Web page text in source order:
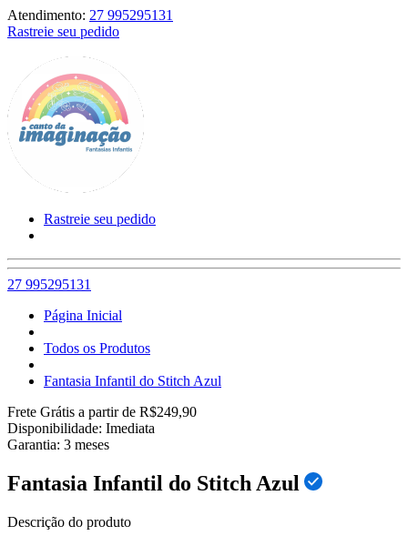
Atendimento: 27 995295131
Rastreie seu pedido
Rastreie seu pedido
27 995295131
Página Inicial
Todos os Produtos
Fantasia Infantil do Stitch Azul
Frete Grátis a partir de R$249,90
Disponibilidade: Imediata
Garantia: 3 meses
Fantasia Infantil do Stitch Azul
Descrição do produto